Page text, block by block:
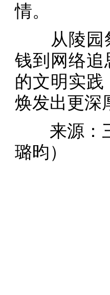
情。
从陵园祭
钱到网络追
的文明实
焕发出更深
来源：三
璐昀）